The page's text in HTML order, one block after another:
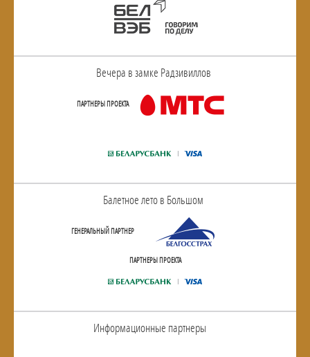
Вечера в замке Радзивиллов
ПАРТНЕРЫ ПРОЕКТА
Балетное лето в Большом
ГЕНЕРАЛЬНЫЙ ПАРТНЕР
ПАРТНЕРЫ ПРОЕКТА
Информационные партнеры